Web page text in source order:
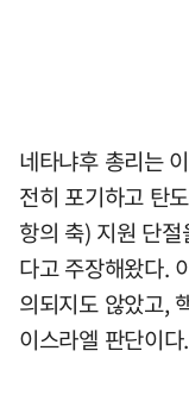
네타냐후 총리는
전히 포기하고 탄
항의 축) 지원 단
다고 주장해왔다.
의되지도 않았고,
이스라엘 판단이다.